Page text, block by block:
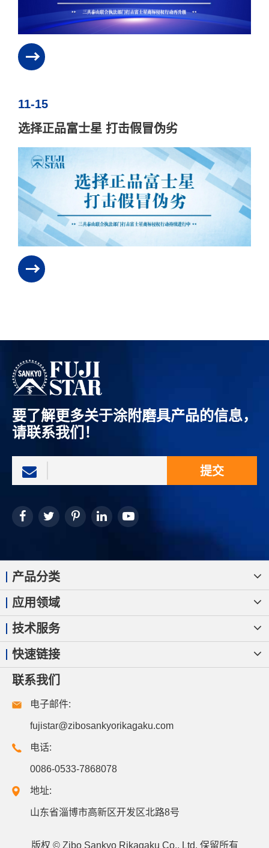
11-15
选择正品富士星 打击假冒伪劣
要了解更多关于涂附磨具产品的信息，
请联系我们！
提交
产品分类
应用领域
技术服务
快速链接
联系我们
电子邮件:
fujistar@zibosankyorikagaku.com
电话:
0086-0533-7868078
地址:
山东省淄博市高新区开发区北路8号
版权 © Zibo Sankyo Rikagaku Co., Ltd. 保留所有